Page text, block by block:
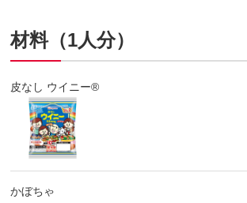
材料（1人分）
皮なし ウイニー®
かぼちゃ